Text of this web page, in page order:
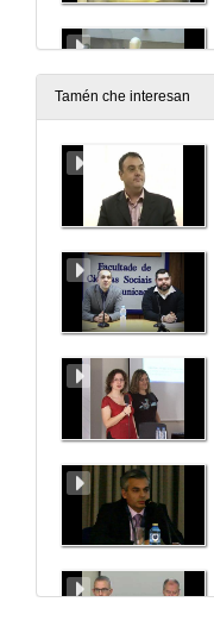
Tamén che interesan